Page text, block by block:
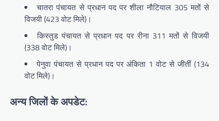
चातरा पंचायत से प्रधान पद पर शीला नौटियाल 305 मतों से
विजयी (423 वोट मिले)।
किस्तुड पंचायत से प्रधान पद पर रीना 311 मतों से विजयी
(338 वोट मिले)।
पेनुवा पंचायत से प्रधान पद पर अंकिता 1 वोट से जीतीं (134
वोट मिले)।
अन्य जिलों के अपडेट: